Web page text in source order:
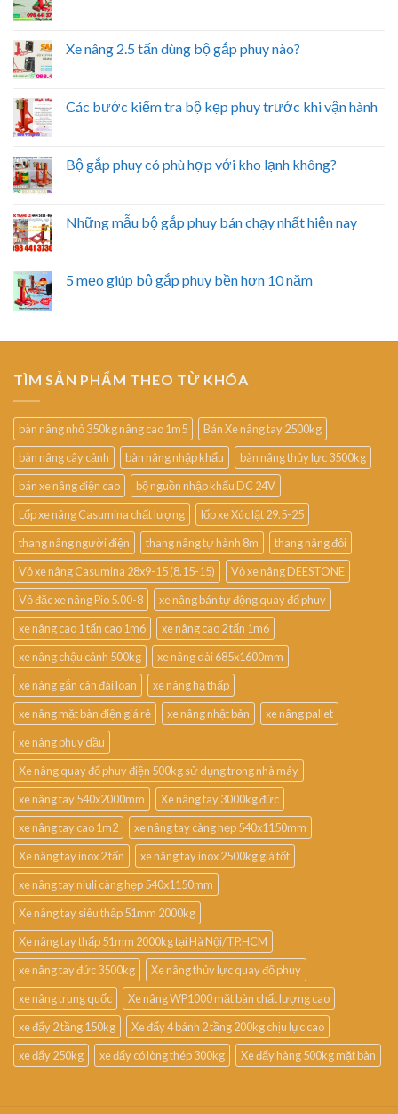
Xe nâng 2.5 tấn dùng bộ gắp phuy nào?
Các bước kiểm tra bộ kẹp phuy trước khi vận hành
Bộ gắp phuy có phù hợp với kho lạnh không?
Những mẫu bộ gắp phuy bán chạy nhất hiện nay
5 mẹo giúp bộ gắp phuy bền hơn 10 năm
TÌM SẢN PHẨM THEO TỪ KHÓA
bàn nâng nhỏ 350kg nâng cao 1m5
Bán Xe nâng tay 2500kg
bàn nâng cây cảnh
bàn nâng nhập khẩu
bàn nâng thủy lực 3500kg
bán xe nâng điện cao
bộ nguồn nhập khẩu DC 24V
Lốp xe nâng Casumina chất lượng
lốp xe Xúc lật 29.5-25
thang nâng người điện
thang nâng tự hành 8m
thang nâng đôi
Vỏ xe nâng Casumina 28x9-15 (8.15-15)
Vỏ xe nâng DEESTONE
Vỏ đặc xe nâng Pio 5.00-8
xe nâng bán tự động quay đổ phuy
xe nâng cao 1 tấn cao 1m6
xe nâng cao 2 tấn 1m6
xe nâng chậu cảnh 500kg
xe nâng dài 685x1600mm
xe nâng gắn cân đài loan
xe nâng hạ thấp
xe nâng mặt bàn điện giá rẻ
xe nâng nhật bản
xe nâng pallet
xe nâng phuy dầu
Xe nâng quay đổ phuy điện 500kg sử dụng trong nhà máy
xe nâng tay 540x2000mm
Xe nâng tay 3000kg đức
xe nâng tay cao 1m2
xe nâng tay càng hẹp 540x1150mm
Xe nâng tay inox 2 tấn
xe nâng tay inox 2500kg giá tốt
xe nâng tay niuli càng hẹp 540x1150mm
Xe nâng tay siêu thấp 51mm 2000kg
Xe nâng tay thấp 51mm 2000kg tại Hà Nội/TP.HCM
xe nâng tay đức 3500kg
Xe nâng thủy lực quay đổ phuy
xe nâng trung quốc
Xe nâng WP1000 mặt bàn chất lượng cao
xe đẩy 2 tầng 150kg
Xe đẩy 4 bánh 2 tầng 200kg chịu lực cao
xe đẩy 250kg
xe đẩy có lòng thép 300kg Xe đẩy hàng 500kg mặt bàn